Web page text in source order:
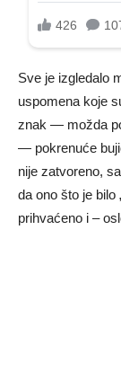
Sve je izgledalo
uspomena koje
znak — možda
— pokrenuće
nije zatvoreno,
da ono što je bilo
prihvaćeno i –